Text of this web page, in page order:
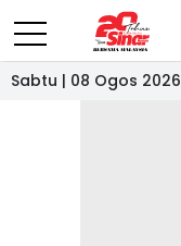
Sabtu | 08 Ogos 2026